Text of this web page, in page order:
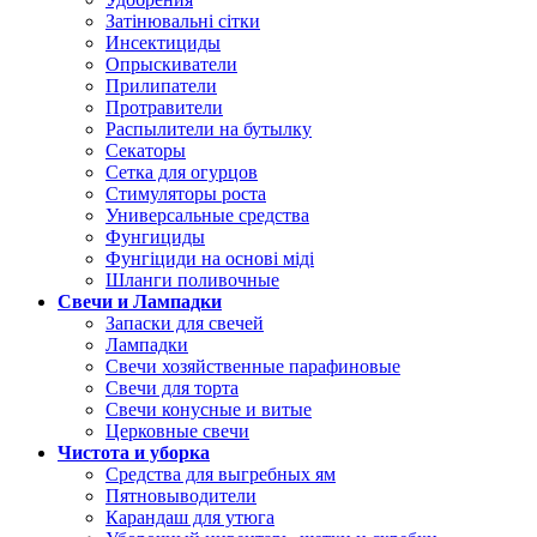
Затінювальні сітки
Инсектициды
Опрыскиватели
Прилипатели
Протравители
Распылители на бутылку
Секаторы
Сетка для огурцов
Стимуляторы роста
Универсальные средства
Фунгициды
Фунгіциди на основі міді
Шланги поливочные
Свечи и Лампадки
Запаски для свечей
Лампадки
Свечи хозяйственные парафиновые
Свечи для торта
Свечи конусные и витые
Церковные свечи
Чистота и уборка
Средства для выгребных ям
Пятновыводители
Карандаш для утюга